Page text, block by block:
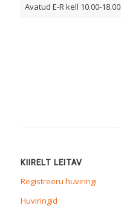
Avatud E-R kell 10.00-18.00
KIIRELT LEITAV
Registreeru huviringi
Huviringid